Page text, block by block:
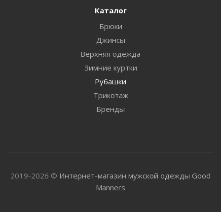
Каталог
Брюки
Джинсы
Верхняя одежда
Зимние куртки
Рубашки
Трикотаж
Бренды
2019-2026 © Интернет-магазин мужской одежды Good
Manners